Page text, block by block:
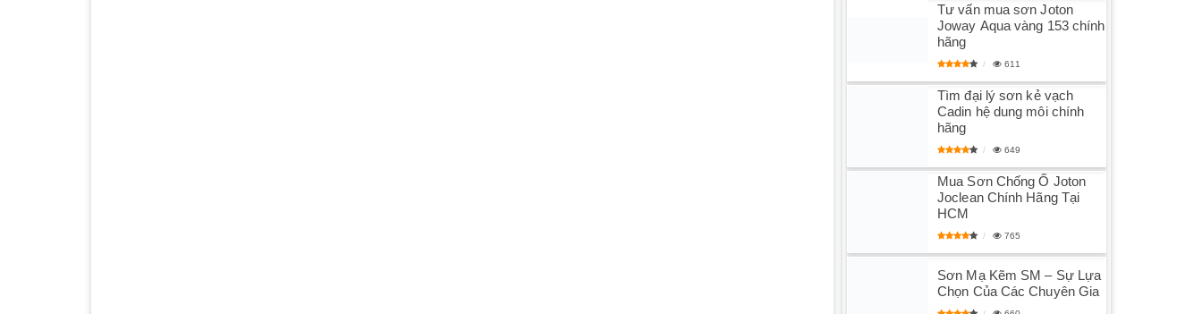
Tư vấn mua sơn Joton
Joway Aqua vàng 153 chính
hãng
611
Tìm đại lý sơn kẻ vạch
Cadin hệ dung môi chính
hãng
649
Mua Sơn Chống Ố Joton
Joclean Chính Hãng Tại
HCM
765
Sơn Mạ Kẽm SM – Sự Lựa
Chọn Của Các Chuyên Gia